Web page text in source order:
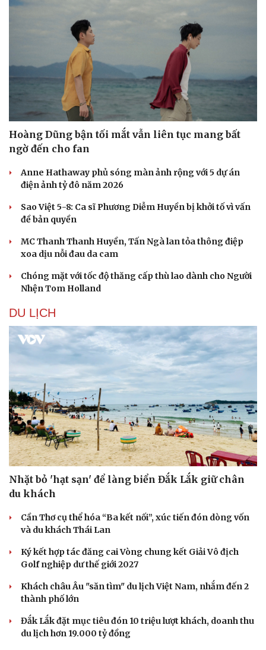
Sức khỏe
Dinh dưỡng - món ngon
Nam khoa
Làm đẹp - giảm cân
Phòng mạch online
Ăn sạch sống khỏe
Tình yêu - Gia đình
Hoàng Dũng bận tối mắt vẫn liên tục mang bất
ngờ đến cho fan
Anne Hathaway phủ sóng màn ảnh rộng với 5 dự án
điện ảnh tỷ đô năm 2026
Sao Việt 5-8: Ca sĩ Phương Diễm Huyền bị khởi tố vì vấn
đề bản quyền
MC Thanh Thanh Huyền, Tấn Ngà lan tỏa thông điệp
xoa dịu nỗi đau da cam
Chóng mặt với tốc độ thăng cấp thù lao dành cho Người
Nhện Tom Holland
DU LỊCH
Nhặt bỏ 'hạt sạn' để làng biển Đắk Lắk giữ chân
du khách
Cần Thơ cụ thể hóa “Ba kết nối”, xúc tiến đón dòng vốn
và du khách Thái Lan
Ký kết hợp tác đăng cai Vòng chung kết Giải Vô địch
Golf nghiệp dư thế giới 2027
Khách châu Âu "săn tìm" du lịch Việt Nam, nhắm đến 2
thành phố lớn
Đắk Lắk đặt mục tiêu đón 10 triệu lượt khách, doanh thu
du lịch hơn 19.000 tỷ đồng